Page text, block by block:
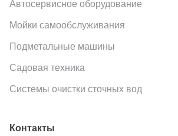
Автосервисное оборудование
Мойки самообслуживания
Подметальные машины
Садовая техника
Системы очистки сточных вод
Контакты